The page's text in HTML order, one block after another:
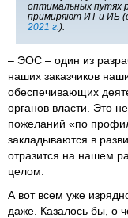
оптимальных путях
примиряют ИТ и ИБ
2021 г. ).
– ЭОС – один из
наших заказчиков
обеспечивающих
органов власти. Это
пожеланий «по
закладываются в
отразится на нашем
целом.
А вот всем уже
даже. Казалось бы, о